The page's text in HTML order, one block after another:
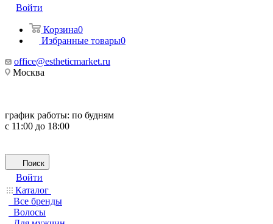
Войти
Корзина0
Избранные товары0
office@estheticmarket.ru
Москва
график работы: по будням
с 11:00 до 18:00
Поиск
Войти
Каталог
Все бренды
Волосы